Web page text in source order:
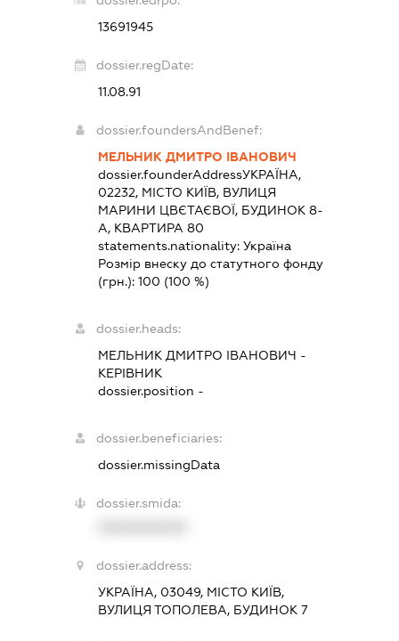
13691945
dossier.regDate:
11.08.91
dossier.foundersAndBenef:
МЕЛЬНИК ДМИТРО ІВАНОВИЧ
dossier.founderAddressУКРАЇНА,
02232, МІСТО КИЇВ, ВУЛИЦЯ
МАРИНИ ЦВЄТАЄВОЇ, БУДИНОК 8-
А, КВАРТИРА 80
statements.nationality: Україна
Розмір внеску до статутного фонду
(грн.): 100 (100 %)
dossier.heads:
МЕЛЬНИК ДМИТРО ІВАНОВИЧ -
КЕРІВНИК
dossier.position -
dossier.beneficiaries:
dossier.missingData
dossier.smida:
dossier.address:
УКРАЇНА, 03049, МІСТО КИЇВ,
ВУЛИЦЯ ТОПОЛЕВА, БУДИНОК 7